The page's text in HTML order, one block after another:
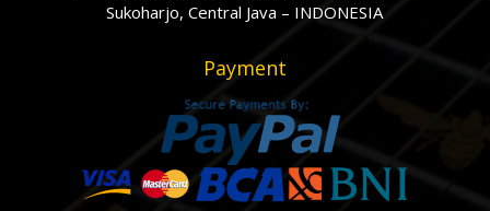
Sukoharjo, Central Java – INDONESIA
Payment